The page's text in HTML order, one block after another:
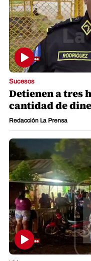
Sucesos
Detienen a tres
cantidad de
Redacción La Prensa